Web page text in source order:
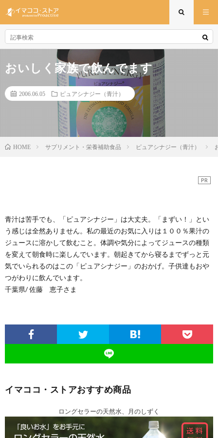
おいしく家族で飲んでます
2006.06.05 ピュアシナジー（青汁）
HOME サプリメント・栄養補助食品 ピュアシナジー（青汁）
PR
青汁は苦手でも、「ピュアシナジー」は大丈夫。「まずい！」とい
う感じは全然ありません。私の最近のお気に入りは１００％果汁の
ジュースに溶かして飲むこと。体調や気分によってジュースの種類
を変えて朝食時に楽しんでいます。朝起きてから寝るまでずっと元
気でいられるのはこの「ピュアシナジー」のおかげ。子供達もおや
つがわりに飲んでいます。
千葉県/ 佐藤 恵子さま
イマココ・ストアおすすめ商品
ロングセラーの天然水、月のしずく